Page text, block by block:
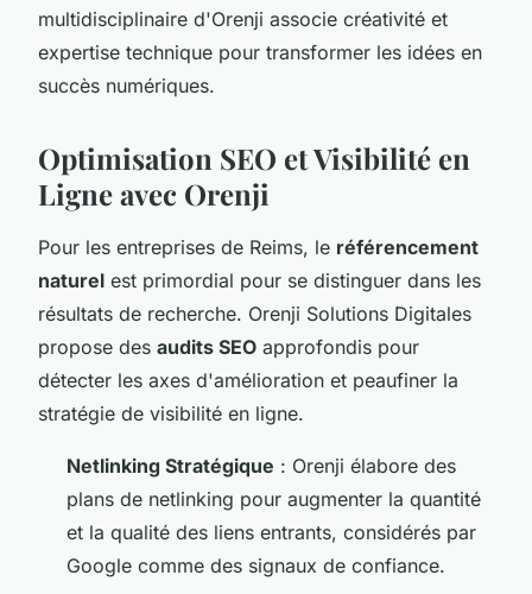
multidisciplinaire d'Orenji associe créativité et
expertise technique pour transformer les idées en
succès numériques.
Optimisation SEO et Visibilité en
Ligne avec Orenji
Pour les entreprises de Reims, le référencement
naturel est primordial pour se distinguer dans les
résultats de recherche. Orenji Solutions Digitales
propose des audits SEO approfondis pour
détecter les axes d'amélioration et peaufiner la
stratégie de visibilité en ligne.
Netlinking Stratégique : Orenji élabore des
plans de netlinking pour augmenter la quantité
et la qualité des liens entrants, considérés par
Google comme des signaux de confiance.